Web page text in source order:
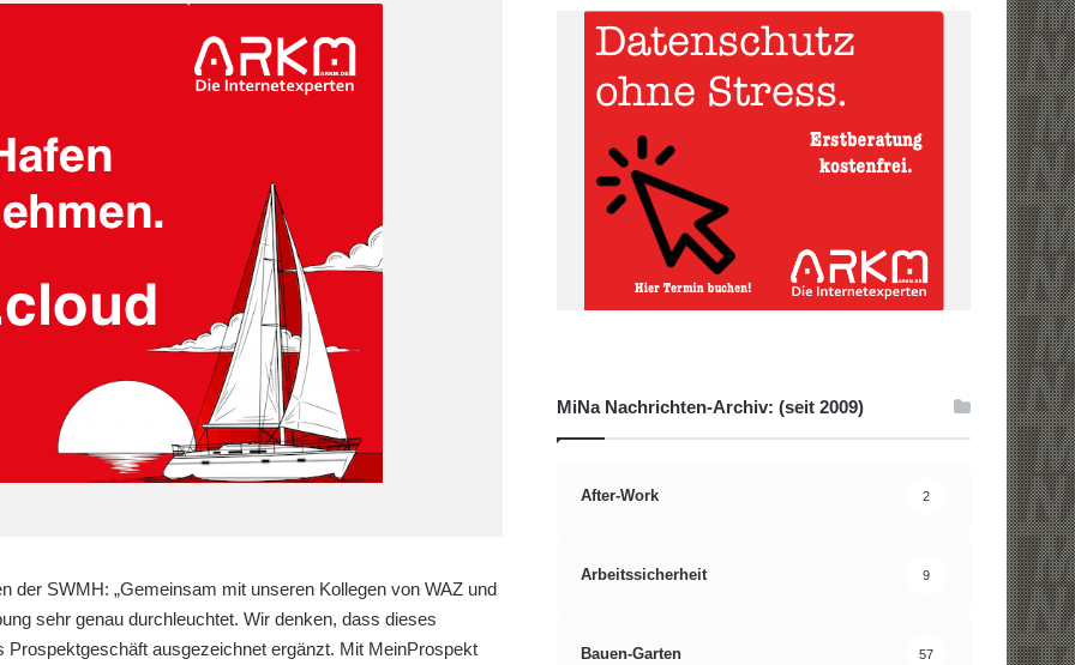
der SWMH: „Gemeinsam mit unseren Kollegen von WAZ und
sehr genau durchleuchtet. Wir denken, dass dieses
ausgezeichnet ergänzt. Mit MeinProspekt
MiNa Nachrichten-Archiv: (seit 2009)
After-Work 2
Arbeitssicherheit 9
Bauen-Garten 57